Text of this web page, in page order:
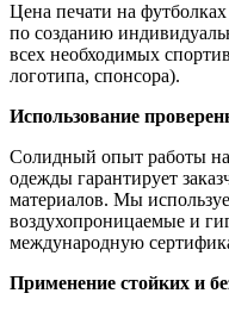
Цена печати на
по созданию
всех необходимых
логотипа, спонсора).
Использование
Солидный опыт работы
одежды гарантирует
материалов. Мы
воздухопроницаемые и
международную
Применение стойких и